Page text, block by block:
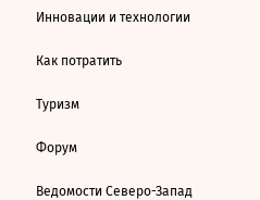
Инновации и технологии
Как потратить
Туризм
Форум
Ведомости Северо-Запад